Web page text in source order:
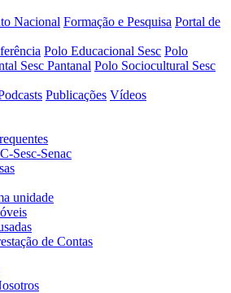
Nacional Formação e Pesquisa Portal de
Polo Educacional Sesc Polo
Sesc Pantanal Polo Sociocultural Sesc
Publicações Vídeos
Sesc-Senac
unidade
de Contas